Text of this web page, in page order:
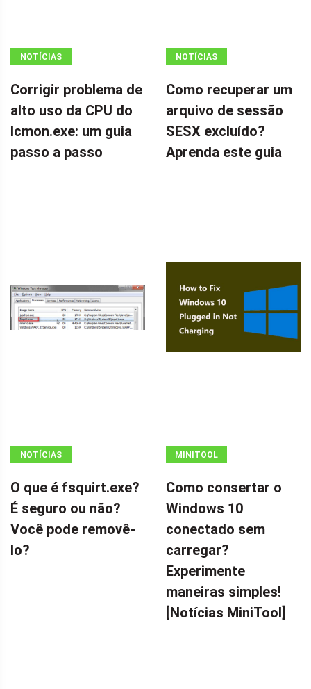
NOTÍCIAS
Corrigir problema de
alto uso da CPU do
Icmon.exe: um guia
passo a passo
NOTÍCIAS
Como recuperar um
arquivo de sessão
SESX excluído?
Aprenda este guia
NOTÍCIAS
O que é fsquirt.exe?
É seguro ou não?
Você pode removê-
lo?
MINITOOL
Como consertar o
Windows 10
conectado sem
carregar?
Experimente
maneiras simples!
[Notícias MiniTool]